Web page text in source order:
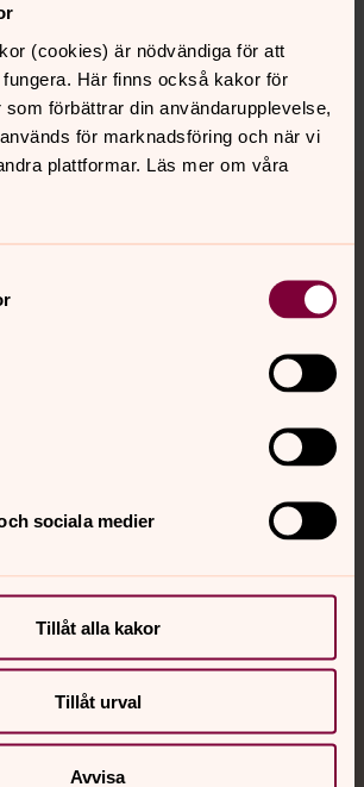
(cookies) är nödvändiga för att
Här finns också kakor för
förbättrar din användarupplevelse,
för marknadsföring och när vi
plattformar. Läs mer om våra
sociala medier
Tillåt alla kakor
Tillåt urval
Avvisa
präst